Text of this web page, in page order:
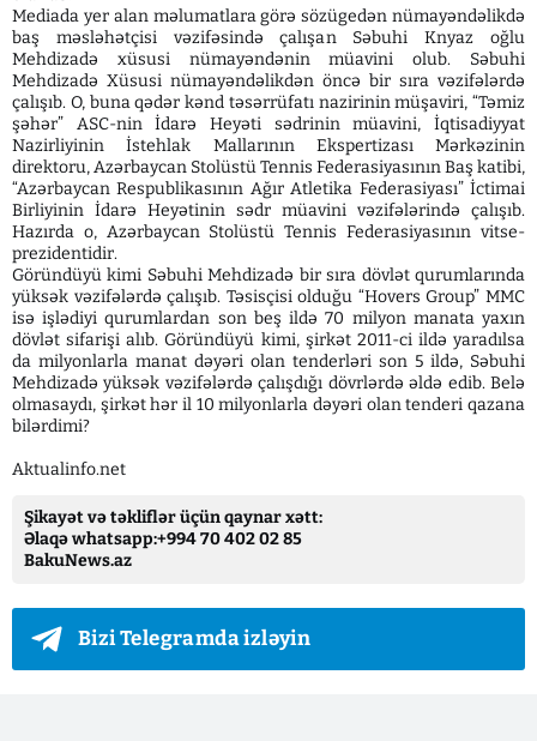
Mediada yer alan məlumatlara görə sözügedən nümayəndəlikdə
baş məsləhətçisi vəzifəsində çalışan Səbuhi Knyaz oğlu
Mehdizadə xüsusi nümayəndənin müavini olub. Səbuhi
Mehdizadə Xüsusi nümayəndəlikdən öncə bir sıra vəzifələrdə
çalışıb. O, buna qədər kənd təsərrüfatı nazirinin müşaviri, “Təmiz
şəhər” ASC-nin İdarə Heyəti sədrinin müavini, İqtisadiyyat
Nazirliyinin İstehlak Mallarının Ekspertizası Mərkəzinin
direktoru, Azərbaycan Stolüstü Tennis Federasiyasının Baş katibi,
“Azərbaycan Respublikasının Ağır Atletika Federasiyası” İctimai
Birliyinin İdarə Heyətinin sədr müavini vəzifələrində çalışıb.
Hazırda o, Azərbaycan Stolüstü Tennis Federasiyasının vitse-
prezidentidir.
Göründüyü kimi Səbuhi Mehdizadə bir sıra dövlət qurumlarında
yüksək vəzifələrdə çalışıb. Təsisçisi olduğu “Hovers Group” MMC
isə işlədiyi qurumlardan son beş ildə 70 milyon manata yaxın
dövlət sifarişi alıb. Göründüyü kimi, şirkət 2011-ci ildə yaradılsa
da milyonlarla manat dəyəri olan tenderləri son 5 ildə, Səbuhi
Mehdizadə yüksək vəzifələrdə çalışdığı dövrlərdə əldə edib. Belə
olmasaydı, şirkət hər il 10 milyonlarla dəyəri olan tenderi qazana
bilərdimi?
Aktualinfo.net
Şikayət və təkliflər üçün qaynar xətt:
Əlaqə whatsapp:+994 70 402 02 85
BakuNews.az
Bizi Telegramda izləyin